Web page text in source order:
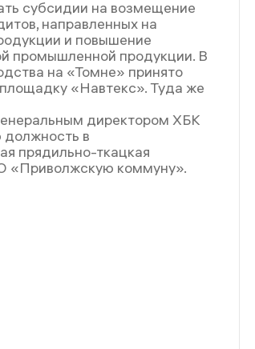
субсидии на возмещение
направленных на
и повышение
промышленной продукции. В
на «Томне» принято
«Навтекс». Туда же
директором ХБК
в
прядильно-ткацкая
«Приволжскую коммуну».